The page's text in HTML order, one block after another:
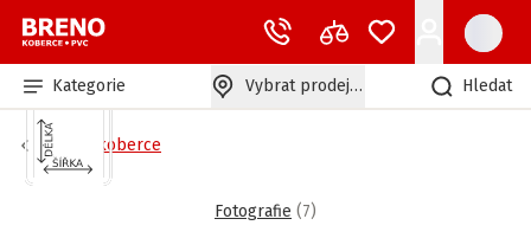
Kategorie Vybrat prodejnu Hledat
Bytové koberce
Fotografie (7)